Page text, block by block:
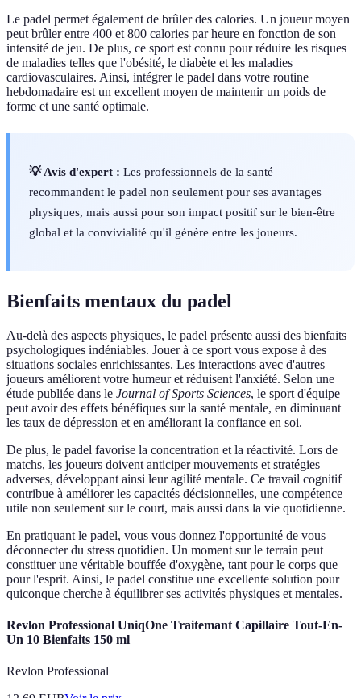
Le padel permet également de brûler des calories. Un joueur moyen
peut brûler entre 400 et 800 calories par heure en fonction de son
intensité de jeu. De plus, ce sport est connu pour réduire les risques
de maladies telles que l'obésité, le diabète et les maladies
cardiovasculaires. Ainsi, intégrer le padel dans votre routine
hebdomadaire est un excellent moyen de maintenir un poids de
forme et une santé optimale.
💡 Avis d'expert : Les professionnels de la santé
recommandent le padel non seulement pour ses avantages
physiques, mais aussi pour son impact positif sur le bien-être
global et la convivialité qu'il génère entre les joueurs.
Bienfaits mentaux du padel
Au-delà des aspects physiques, le padel présente aussi des bienfaits
psychologiques indéniables. Jouer à ce sport vous expose à des
situations sociales enrichissantes. Les interactions avec d'autres
joueurs améliorent votre humeur et réduisent l'anxiété. Selon une
étude publiée dans le Journal of Sports Sciences, le sport d'équipe
peut avoir des effets bénéfiques sur la santé mentale, en diminuant
les taux de dépression et en améliorant la confiance en soi.
De plus, le padel favorise la concentration et la réactivité. Lors de
matchs, les joueurs doivent anticiper mouvements et stratégies
adverses, développant ainsi leur agilité mentale. Ce travail cognitif
contribue à améliorer les capacités décisionnelles, une compétence
utile non seulement sur le court, mais aussi dans la vie quotidienne.
En pratiquant le padel, vous vous donnez l'opportunité de vous
déconnecter du stress quotidien. Un moment sur le terrain peut
constituer une véritable bouffée d'oxygène, tant pour le corps que
pour l'esprit. Ainsi, le padel constitue une excellente solution pour
quiconque cherche à équilibrer ses activités physiques et mentales.
Revlon Professional UniqOne Traitemant Capillaire Tout-En-
Un 10 Bienfaits 150 ml
Revlon Professional